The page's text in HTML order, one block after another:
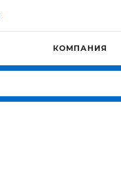
КОМПАНИЯ